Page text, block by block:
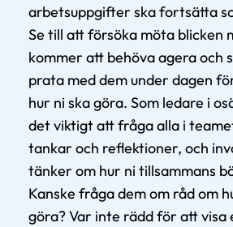
arbetsuppgifter ska fortsätta
Se till att försöka möta blicken
kommer att behöva agera och
prata med dem under dagen
hur ni ska göra. Som ledare i
det viktigt att fråga alla i
tankar och reflektioner, och
tänker om hur ni tillsammans
Kanske fråga dem om råd om
göra? Var inte rädd för att visa